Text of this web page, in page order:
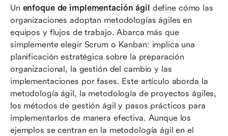
Un enfoque de implementación ágil define cómo las
organizaciones adoptan metodologías ágiles en
equipos y flujos de trabajo. Abarca más que
simplemente elegir Scrum o Kanban: implica una
planificación estratégica sobre la preparación
organizacional, la gestión del cambio y las
implementaciones por fases. Este artículo aborda la
metodología ágil, la metodología de proyectos ágiles,
los métodos de gestión ágil y pasos prácticos para
implementarlos de manera efectiva. Aunque los
ejemplos se centran en la metodología ágil en el
abajo hacia arriba vs. híbrida
Elegir tu metodología y marco de trabajo ágil
para proyectos
Metodología práctica de implementación ágil:
paso a paso
Utiliza Lark para una implementación ágil que se
ajuste al ritmo de tu equipo
Gestión del cambio para la implementación ágil